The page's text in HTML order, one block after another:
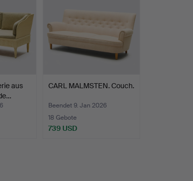
aus
CARL MALMSTEN. Couch.
Beendet 9. Jan 2026
18 Gebote
739 USD